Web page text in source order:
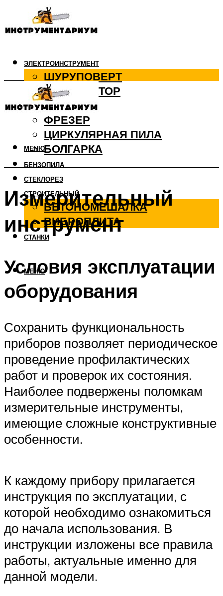
ЭЛЕКТРОИНСТРУМЕНТ
ШУРУПОВЕРТ
ПЕРФОРАТОР
ДРЕЛЬ
ФРЕЗЕР
ЦИРКУЛЯРНАЯ ПИЛА
БОЛГАРКА
БЕНЗОПИЛА
СТЕКЛОРЕЗ
СТРОИТЕЛЬНЫЙ
БЕТОНОМЕШАЛКА
ВИБРОПЛИТА
СТАНКИ
МЕНЮ
МЕНЮ
Измерительный
инструмент
Условия эксплуатации
оборудования
Сохранить функциональность
приборов позволяет периодическое
проведение профилактических
работ и проверок их состояния.
Наиболее подвержены поломкам
измерительные инструменты,
имеющие сложные конструктивные
особенности.
К каждому прибору прилагается
инструкция по эксплуатации, с
которой необходимо ознакомиться
до начала использования. В
инструкции изложены все правила
работы, актуальные именно для
данной модели.